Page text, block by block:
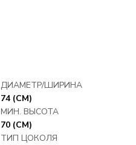
ДИАМЕТР/ШИРИНА
74 (СМ)
МИН. ВЫСОТА
70 (СМ)
ТИП ЦОКОЛЯ